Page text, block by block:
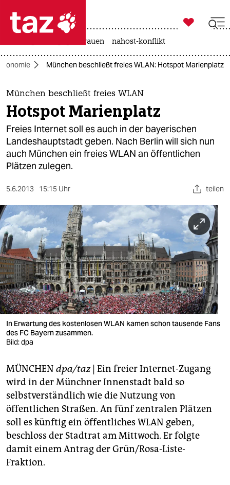
 taz zahl ich
taz zahl ich
themen
politik
öko
gesellschaft
kultur
sport
berlin
nord
wahrheit
verlag
verlag
veranstaltungen
shop
fragen & hilfe
unterstützen
abo
genossenschaft
epaper login

taz zahl ich
gewalt gegen frauen nahost-konflikt
München beschließt freies WLAN: Hotspot Marienplatz
München beschließt freies WLAN
Hotspot Marienplatz
Freies Internet soll es auch in der bayerischen
Landeshauptstadt geben. Nach Berlin will sich nun
auch München ein freies WLAN an öffentlichen
Plätzen zulegen.
5.6.2013 15:15 Uhr teilen
In Erwartung des kostenlosen WLAN kamen schon tausende Fans
des FC Bayern zusammen.
Bild: dpa
MÜNCHEN dpa/taz| Ein freier Internet-Zugang
wird in der Münchner Innenstadt bald so
selbstverständlich wie die Nutzung von
öffentlichen Straßen. An fünf zentralen Plätzen
soll es künftig ein öffentliches WLAN geben,
beschloss der Stadtrat am Mittwoch. Er folgte
damit einem Antrag der Grün/Rosa-Liste-
Fraktion.